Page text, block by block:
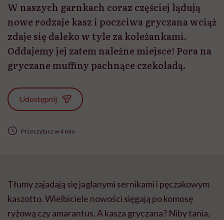
W naszych garnkach coraz częściej lądują
nowe rodzaje kasz i poczciwa gryczana wciąż
zdaje się daleko w tyle za koleżankami.
Oddajemy jej zatem należne miejsce! Pora na
gryczane muffiny pachnące czekoladą.
Udostępnij
Przeczytasz w 4 min
Tłumy zajadają się jaglanymi sernikami i pęczakowym
kaszotto. Wielbiciele nowości sięgają po komosę
ryżową czy amarantus. A kasza gryczana? Niby tania,